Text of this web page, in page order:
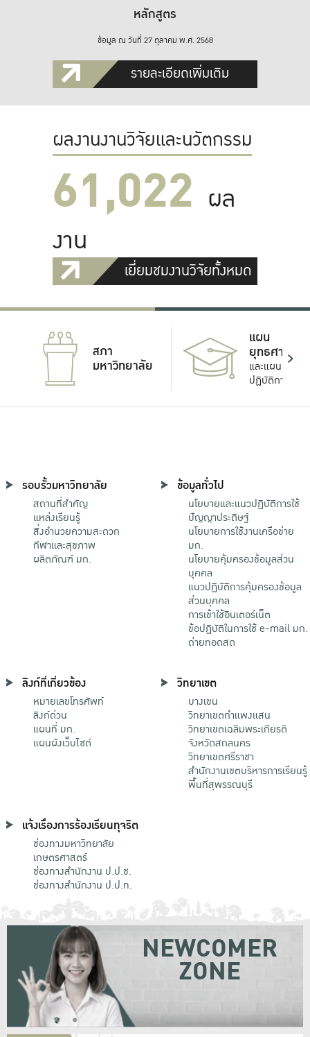
หลักสูตร
ข้อมูล ณ วันที่ 27 ตุลาคม พ.ศ. 2568
รายละเอียดเพิ่มเติม
ผลงานงานวิจัยและนวัตกรรม
61,022 ผล
งาน
เยี่ยมชมงานวิจัยทั้งหมด
สภา
มหาวิทยาลัย
แผน
ยุทธศาสตร์
และแผน
ปฏิบัติการ
รอบรั้วมหาวิทยาลัย
สถานที่สำคัญ
แหล่งเรียนรู้
สิ่งอำนวยความสะดวก
กีฬาและสุขภาพ
ผลิตภัณฑ์ มก.
ข้อมูลทั่วไป
นโยบายและแนวปฏิบัติการใช้
ปัญญาประดิษฐ์
นโยบายการใช้งานเครือข่าย
มก.
นโยบายคุ้มครองข้อมูลส่วน
บุคคล
แนวปฏิบัติการคุ้มครองข้อมูล
ส่วนบุคคล
การเข้าใช้อินเตอร์เน็ต
ข้อปฏิบัติในการใช้ e-mail มก.
ถ่ายทอดสด
ลิงก์ที่เกี่ยวข้อง
หมายเลขโทรศัพท์
ลิงก์ด่วน
แผนที่ มก.
แผนผังเว็บไซต์
วิทยาเขต
บางเขน
วิทยาเขตกําแพงแสน
วิทยาเขตเฉลิมพระเกียรติ
จังหวัดสกลนคร
วิทยาเขตศรีราชา
สำนักงานเขตบริหารการเรียนรู้
พื้นที่สุพรรณบุรี
แจ้งเรื่องการร้องเรียนทุจริต
ช่องทางมหาวิทยาลัย
เกษตรศาสตร์
ช่องทางสำนักงาน ป.ป.ช.
ช่องทางสำนักงาน ป.ป.ท.
NEWCOMER
ZONE